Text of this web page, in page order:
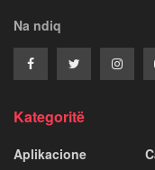
Na ndiq
Kategoritë
Aplikacione